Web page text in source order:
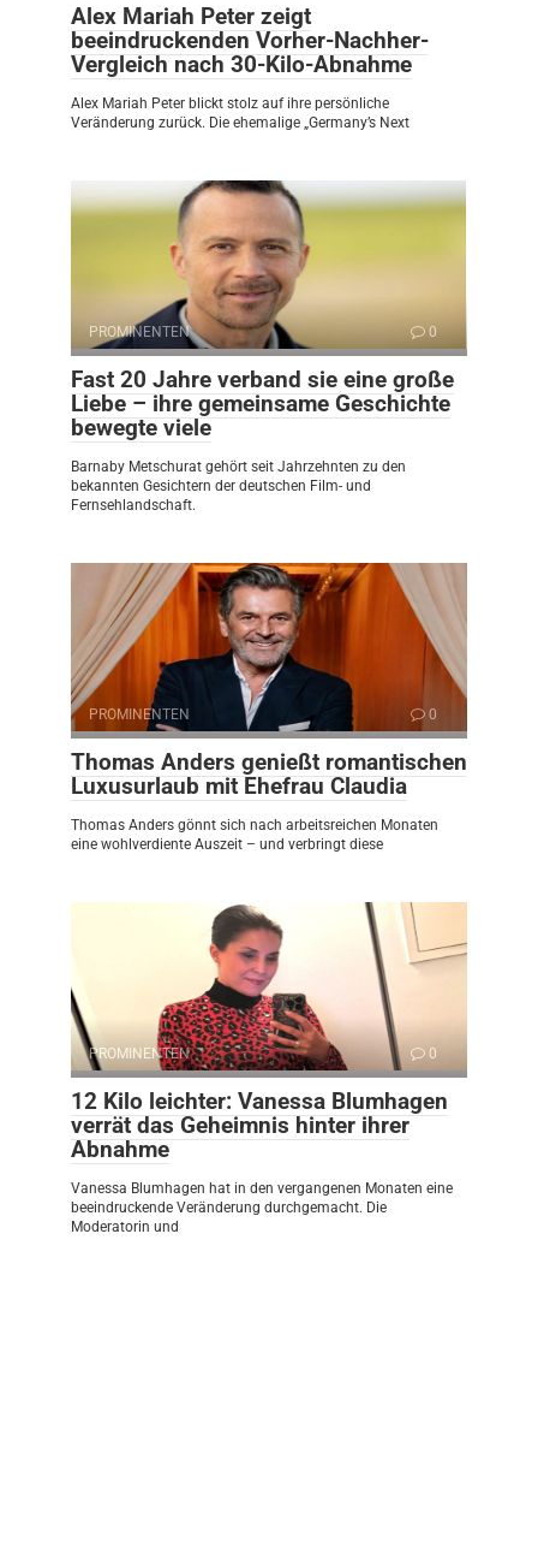
Alex Mariah Peter zeigt
beeindruckenden Vorher-Nachher-
Vergleich nach 30-Kilo-Abnahme
Alex Mariah Peter blickt stolz auf ihre persönliche
Veränderung zurück. Die ehemalige „Germany’s Next
PROMINENTEN 0
Fast 20 Jahre verband sie eine große
Liebe – ihre gemeinsame Geschichte
bewegte viele
Barnaby Metschurat gehört seit Jahrzehnten zu den
bekannten Gesichtern der deutschen Film- und
Fernsehlandschaft.
PROMINENTEN 0
Thomas Anders genießt romantischen
Luxusurlaub mit Ehefrau Claudia
Thomas Anders gönnt sich nach arbeitsreichen Monaten
eine wohlverdiente Auszeit – und verbringt diese
PROMINENTEN 0
12 Kilo leichter: Vanessa Blumhagen
verrät das Geheimnis hinter ihrer
Abnahme
Vanessa Blumhagen hat in den vergangenen Monaten eine
beeindruckende Veränderung durchgemacht. Die
Moderatorin und